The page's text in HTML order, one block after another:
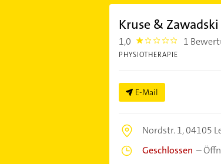
Kruse &
1,0 1.0 1
PHYSIOTHERAPIE
E-Mail
Nordstr. 1,04105
Geschlossen –